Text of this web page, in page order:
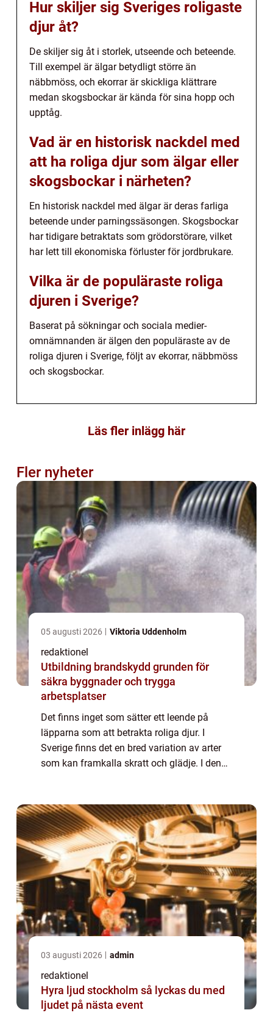
Hur skiljer sig Sveriges roligaste
djur åt?
De skiljer sig åt i storlek, utseende och beteende.
Till exempel är älgar betydligt större än
näbbmöss, och ekorrar är skickliga klättrare
medan skogsbockar är kända för sina hopp och
upptåg.
Vad är en historisk nackdel med
att ha roliga djur som älgar eller
skogsbockar i närheten?
En historisk nackdel med älgar är deras farliga
beteende under parningssäsongen. Skogsbockar
har tidigare betraktats som grödorstörare, vilket
har lett till ekonomiska förluster för jordbrukare.
Vilka är de populäraste roliga
djuren i Sverige?
Baserat på sökningar och sociala medier-
omnämnanden är älgen den populäraste av de
roliga djuren i Sverige, följt av ekorrar, näbbmöss
och skogsbockar.
Läs fler inlägg här
Fler nyheter
05 augusti 2026 Viktoria Uddenholm
redaktionel
Utbildning brandskydd grunden för
säkra byggnader och trygga
arbetsplatser
Det finns inget som sätter ett leende på
läpparna som att betrakta roliga djur. I
Sverige finns det en bred variation av arter
som kan framkalla skratt och glädje. I denna
03 augusti 2026 admin
redaktionel
Hyra ljud stockholm så lyckas du med
ljudet på nästa event